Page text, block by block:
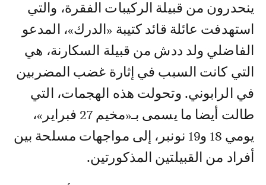
ينحدرون من قبيلة الركيبات الفقرة، والتي
استهدفت عائلة قائد كتيبة «الدرك»، المدعو
الفاضلي ولد ددش من قبيلة السكارنة، هي
التي كانت السبب في إثارة غضب المضربين
في الرابوني. وتحولت هذه الهجمات، التي
طالت أيضا ما يسمى بـ«مخيم 27 فبراير»،
يومي 18 و19 نونبر، إلى مواجهات مسلحة بين
أفراد من القبيلتين المذكورتين.